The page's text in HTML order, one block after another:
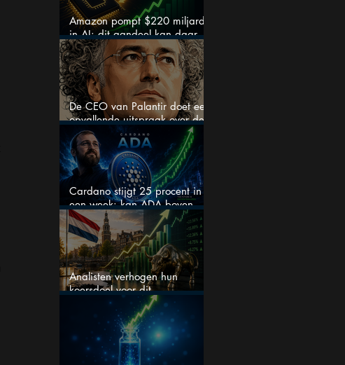
Amazon pompt $220 miljard
in AI: dit aandeel kan daar
explosief van profiteren
De CEO van Palantir doet een
opvallende uitspraak over de
beurs
Cardano stijgt 25 procent in
een week: kan ADA boven
$0,20 blijven?
Analisten verhogen hun
koersdoel voor dit
Nederlandse aandeel — maar
is het al te laat om in te
stappen?